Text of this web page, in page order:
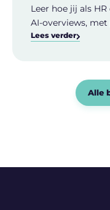
Leer hoe jij als
AI-overviews,
Lees verder
Alle